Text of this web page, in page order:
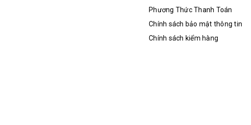
Phương Thức Thanh Toán
Chính sách bảo mật thông tin
Chính sách kiểm hàng